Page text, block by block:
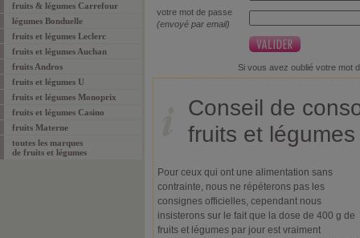
fruits & légumes Carrefour
légumes Bonduelle
fruits et légumes Leclerc
fruits et légumes Auchan
fruits Andros
fruits et légumes U
fruits et légumes Monoprix
fruits et légumes Casino
fruits Materne
toutes les marques
de fruits et légumes
votre mot de passe
(envoyé par email)
Si vous avez oublié votre mot
Conseil de
fruits et légumes
Pour ceux qui ont une alimentation sans
contrainte, nous ne répéterons pas les
consignes officielles, cependant nous
insisterons sur le fait que la dose de 400 g de
fruits et légumes par jour est vraiment